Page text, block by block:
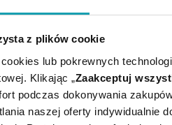
z plików cookie
lub pokrewnych
Klikając „Zaakceptuj
podczas dokonywania
naszej oferty indywidualnie
MOŻE CI SIĘ PRZYDAĆ